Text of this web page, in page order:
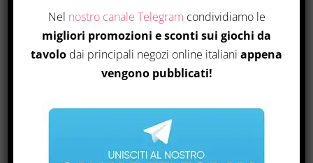
OFFERTA
Nel nostro canale Telegram condividiamo le
migliori promozioni e sconti sui giochi da
tavolo dai principali negozi online italiani appena
vengono pubblicati!